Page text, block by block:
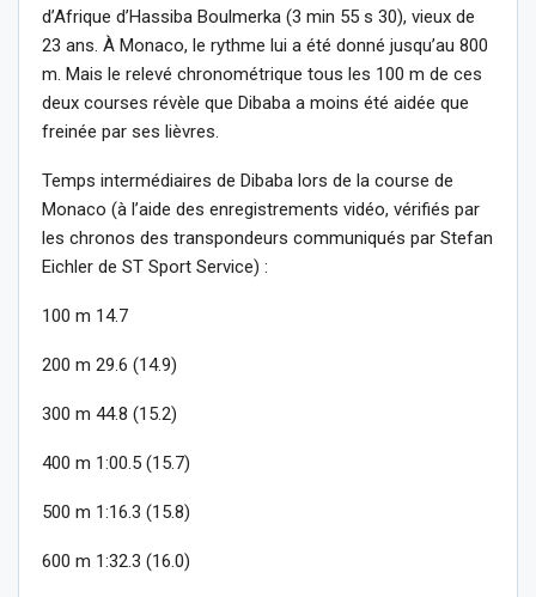
d’Afrique d’Hassiba Boulmerka (3 min 55 s 30), vieux de
23 ans. À Monaco, le rythme lui a été donné jusqu’au 800
m. Mais le relevé chronométrique tous les 100 m de ces
deux courses révèle que Dibaba a moins été aidée que
freinée par ses lièvres.
Temps intermédiaires de Dibaba lors de la course de
Monaco (à l’aide des enregistrements vidéo, vérifiés par
les chronos des transpondeurs communiqués par Stefan
Eichler de ST Sport Service) :
100 m 14.7
200 m 29.6 (14.9)
300 m 44.8 (15.2)
400 m 1:00.5 (15.7)
500 m 1:16.3 (15.8)
600 m 1:32.3 (16.0)